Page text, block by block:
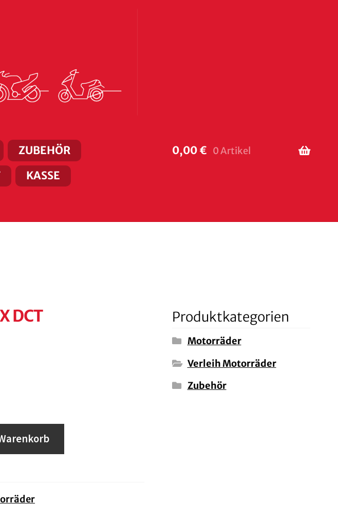
ZUBEHÖR
KASSE
0,00€ 0 Artikel
DCT Produktkategorien
Motorräder
Verleih Motorräder
Zubehör